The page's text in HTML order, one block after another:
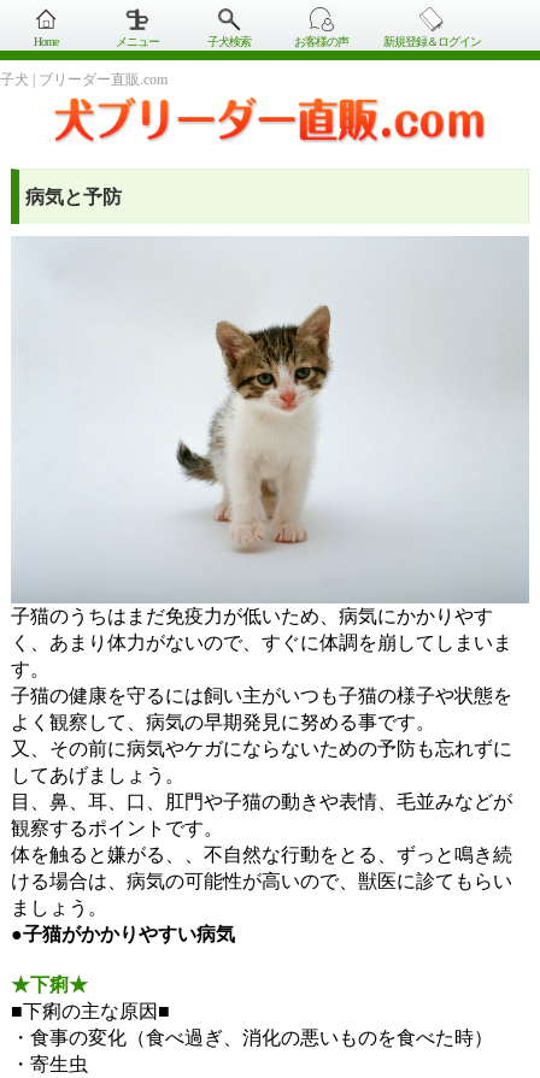
Home メニュー 子犬検索 お客様の声 新規登録＆ログイン
子犬 | ブリーダー直販.com
病気と予防
子猫のうちはまだ免疫力が低いため、病気にかかりやす
く、あまり体力がないので、すぐに体調を崩してしまいま
す。
子猫の健康を守るには飼い主がいつも子猫の様子や状態を
よく観察して、病気の早期発見に努める事です。
又、その前に病気やケガにならないための予防も忘れずに
してあげましょう。
目、鼻、耳、口、肛門や子猫の動きや表情、毛並みなどが
観察するポイントです。
体を触ると嫌がる、、不自然な行動をとる、ずっと鳴き続
ける場合は、病気の可能性が高いので、獣医に診てもらい
ましょう。
●子猫がかかりやすい病気
★下痢★
■下痢の主な原因■
・食事の変化（食べ過ぎ、消化の悪いものを食べた時）
・寄生虫